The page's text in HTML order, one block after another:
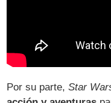
Por su parte,Star